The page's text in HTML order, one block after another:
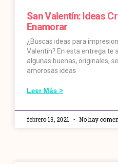
San Valentín: Ideas
Enamorar
¿Buscas ideas para
Valentín? En esta entrega te
algunas buenas, originales,
amorosas ideas
Leer Más >
febrero 13, 2021 No hay